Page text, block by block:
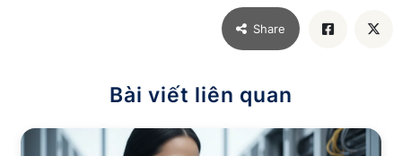
Share
Bài viết liên quan